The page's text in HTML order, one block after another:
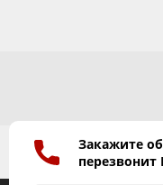
Закажите
перезвонит